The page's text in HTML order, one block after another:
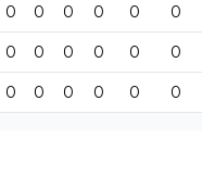
0 0 0 0 0 0
0 0 0 0 0 0
0 0 0 0 0 0